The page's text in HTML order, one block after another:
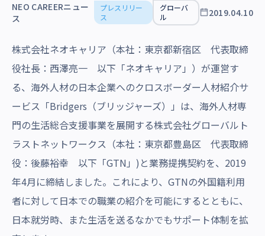
NEO CAREERニュー
ス
プレスリリー
ス
グローバ
ル
2019.04.10
株式会社ネオキャリア（本社：東京都新宿区 代表取締
役社長：西澤亮一 以下「ネオキャリア」）が運営す
る、海外人材の日本企業へのクロスボーダー人材紹介サ
ービス「Bridgers（ブリッジャーズ）」は、海外人材専
門の生活総合支援事業を展開する株式会社グローバルト
ラストネットワークス（本社：東京都豊島区 代表取締
役：後藤裕幸 以下「GTN」)と業務提携契約を、2019
年4月に締結しました。これにより、GTNの外国籍利用
者に対して日本での職業の紹介を可能にするとともに、
日本就労時、また生活を送るなかでもサポート体制を拡